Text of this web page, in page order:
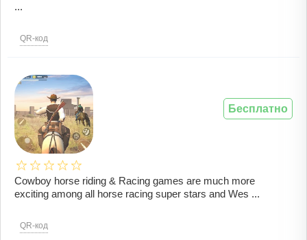
...
QR-код
Cowboy horse riding & Racing games are much more
exciting among all horse racing super stars and Wes ...
QR-код
Бесплатно